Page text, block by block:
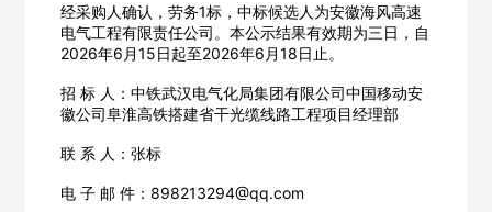
经采购人确认，劳务1标，中标候选人为安徽海风高速
电气工程有限责任公司。本公示结果有效期为三日，自
2026年6月15日起至2026年6月18日止。
招 标 人：中铁武汉电气化局集团有限公司中国移动安
徽公司阜淮高铁搭建省干光缆线路工程项目经理部
联 系 人：张标
电 子 邮 件：898213294@qq.com